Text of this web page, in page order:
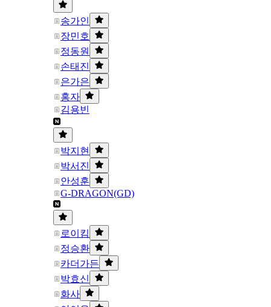
송가인
장민호
정동원
손태진
은가은
홍자
김용빈
박지현
박서진
안성훈
G-DRAGON(GD)
로이킴
정승환
카더가든
박효신
화사